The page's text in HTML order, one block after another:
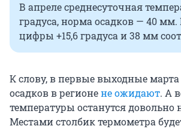
В апреле среднесуточная
градуса, норма осадков — 40 мм.
цифры +15,6 градуса и 38 мм
К слову, в первые выходные
осадков в регионене ожидают. А
температуры останутся довольно
Местами столбик термометра